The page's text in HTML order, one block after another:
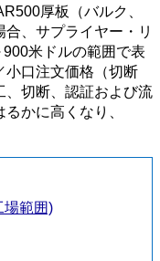
厚板（バルク、
、サプライヤー・リ
米ドルの範囲で表
小口注文価格（切断
、切断、認証および流
かに高くなり、
場範囲)